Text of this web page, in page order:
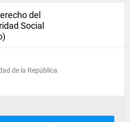
del
Social
de la República